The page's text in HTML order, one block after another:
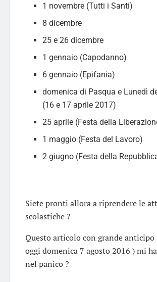
1 novembre (Tutti i Santi)
8 dicembre
25 e 26 dicembre
1 gennaio (Capodanno)
6 gennaio (Epifania)
domenica di Pasqua e Lunedì
(16 e 17 aprile 2017)
25 aprile (Festa della
1 maggio (Festa del Lavoro)
2 giugno (Festa della
Siete pronti allora a riprendere le
scolastiche ?
Questo articolo con grande anticipo
oggi domenica 7 agosto 2016 ) mi
nel panico ?